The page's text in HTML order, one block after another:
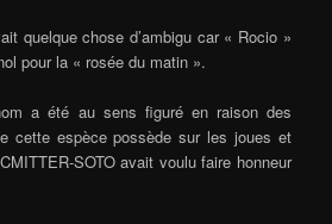
quelque chose d’ambigu car « Rocio »
pour la « rosée du matin ».
a été au sens figuré en raison des
cette espèce possède sur les joues et
SOTO avait voulu faire honneur